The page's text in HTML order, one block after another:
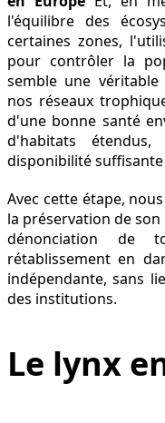
l'équilibre des
certaines zones,
pour contrôler la
semble une
nos réseaux
d'une bonne santé
d'habitats
disponibilité
Avec cette étape,
la préservation de son
dénonciation de
rétablissement en
indépendante, sans
des institutions.
Le lynx